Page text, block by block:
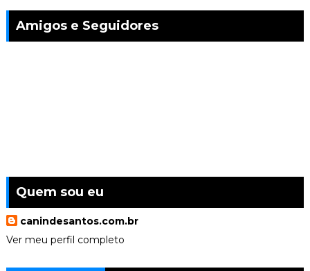
Amigos e Seguidores
Quem sou eu
canindesantos.com.br
Ver meu perfil completo